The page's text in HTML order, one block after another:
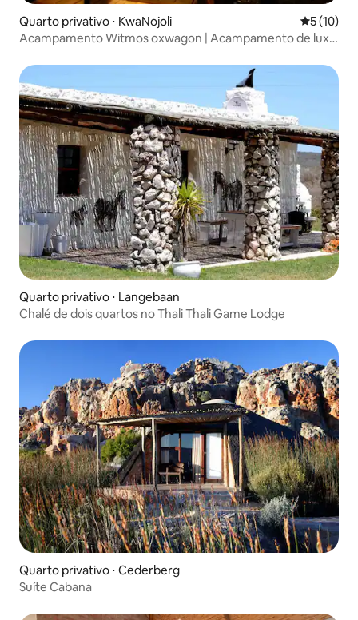
Quarto privativo ⋅ KwaNojoli 5 de uma
5 (10)
Acampamento Witmos oxwagon | Acampamento de luxo
Quarto privativo ⋅ Langebaan
Chalé de dois quartos no Thali Thali Game Lodge
Quarto privativo ⋅ Cederberg
Suíte Cabana